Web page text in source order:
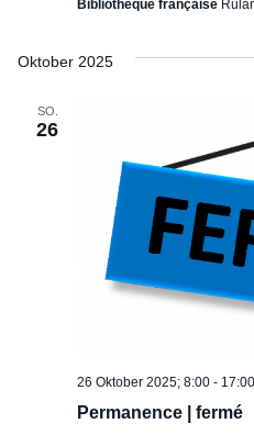
Bibliothèque française
Oktober 2025
SO.
26
Permanence | fermé
26 Oktober 2025; 8:00 - 17:00